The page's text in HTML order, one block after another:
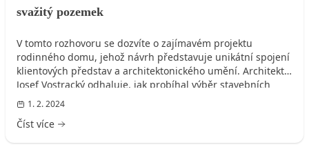
svažitý pozemek
V tomto rozhovoru se dozvíte o zajímavém projektu
rodinného domu, jehož návrh představuje unikátní spojení
klientových představ a architektonického umění. Architekt
Josef Vostracký odhaluje, jak probíhal výběr stavebních
materiálů, přizpůsobení návrhu specifickému pozemku a
jak důležité je pro něho tvůrčí svoboda bez omezení
předem stanovenými ideály klienta. Zjistěte, jak se zděný
dům osvědčil z hlediska energetické účinnosti a jak
1. 2. 2024
Číst více